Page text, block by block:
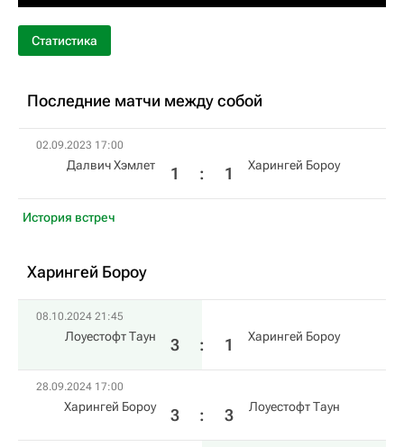
Статистика
Последние матчи между собой
02.09.2023 17:00
Далвич Хэмлет 1 : 1 Харингей Бороу
История встреч
Харингей Бороу
08.10.2024 21:45
Лоуестофт Таун 3 : 1 Харингей Бороу
28.09.2024 17:00
Харингей Бороу 3 : 3 Лоуестофт Таун